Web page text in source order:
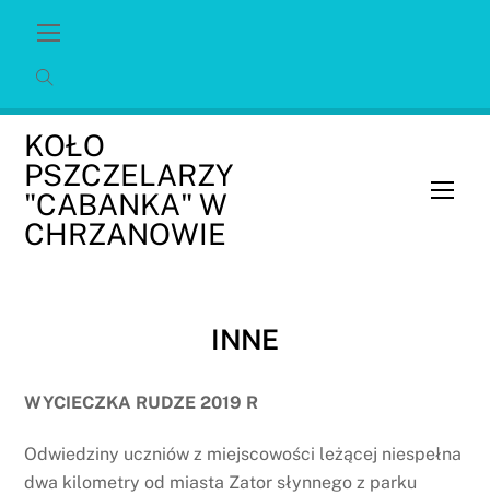
content
Menu
KOŁO
PSZCZELARZY
"CABANKA" W
CHRZANOWIE
INNE
WYCIECZKA RUDZE 2019 R
Odwiedziny uczniów z miejscowości leżącej niespełna
dwa kilometry od miasta Zator słynnego z parku